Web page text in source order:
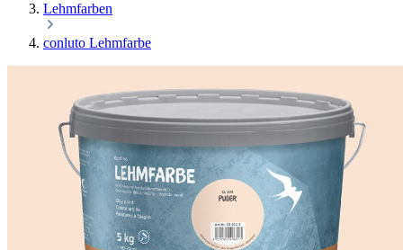
Lehmfarben
conluto Lehmfarbe